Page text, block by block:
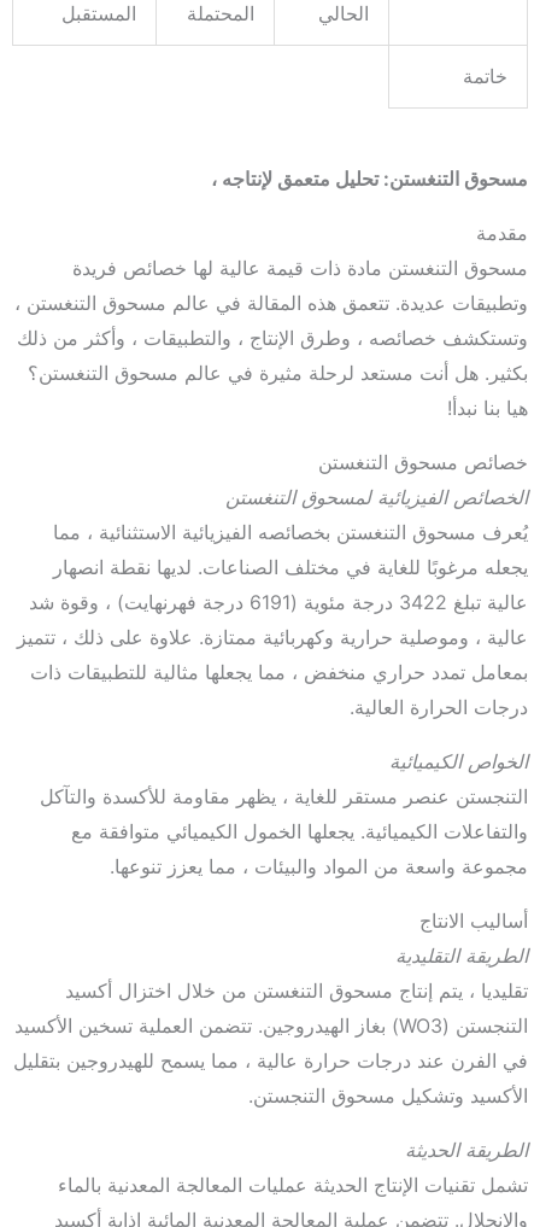
الحالي
المحتملة
المستقبل
خاتمة
مسحوق التنغستن: تحليل متعمق لإنتاجه ،
مقدمة
مسحوق التنغستن مادة ذات قيمة عالية لها خصائص فريدة
وتطبيقات عديدة. تتعمق هذه المقالة في عالم مسحوق التنغستن ،
وتستكشف خصائصه ، وطرق الإنتاج ، والتطبيقات ، وأكثر من ذلك
بكثير. هل أنت مستعد لرحلة مثيرة في عالم مسحوق التنغستن؟
هيا بنا نبدأ!
خصائص مسحوق التنغستن
الخصائص الفيزيائية لمسحوق التنغستن
يُعرف مسحوق التنغستن بخصائصه الفيزيائية الاستثنائية ، مما
يجعله مرغوبًا للغاية في مختلف الصناعات. لديها نقطة انصهار
عالية تبلغ 3422 درجة مئوية (6191 درجة فهرنهايت) ، وقوة شد
عالية ، وموصلية حرارية وكهربائية ممتازة. علاوة على ذلك ، تتميز
بمعامل تمدد حراري منخفض ، مما يجعلها مثالية للتطبيقات ذات
درجات الحرارة العالية.
الخواص الكيميائية
التنجستن عنصر مستقر للغاية ، يظهر مقاومة للأكسدة والتآكل
والتفاعلات الكيميائية. يجعلها الخمول الكيميائي متوافقة مع
مجموعة واسعة من المواد والبيئات ، مما يعزز تنوعها.
أساليب الانتاج
الطريقة التقليدية
تقليديا ، يتم إنتاج مسحوق التنغستن من خلال اختزال أكسيد
التنجستن (WO3) بغاز الهيدروجين. تتضمن العملية تسخين الأكسيد
في الفرن عند درجات حرارة عالية ، مما يسمح للهيدروجين بتقليل
الأكسيد وتشكيل مسحوق التنجستن.
الطريقة الحديثة
تشمل تقنيات الإنتاج الحديثة عمليات المعالجة المعدنية بالماء
والانحلال. تتضمن عملية المعالجة المعدنية المائية إذابة أكسيد